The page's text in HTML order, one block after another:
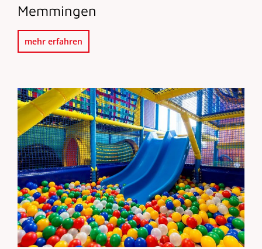
Memmingen
mehr erfahren